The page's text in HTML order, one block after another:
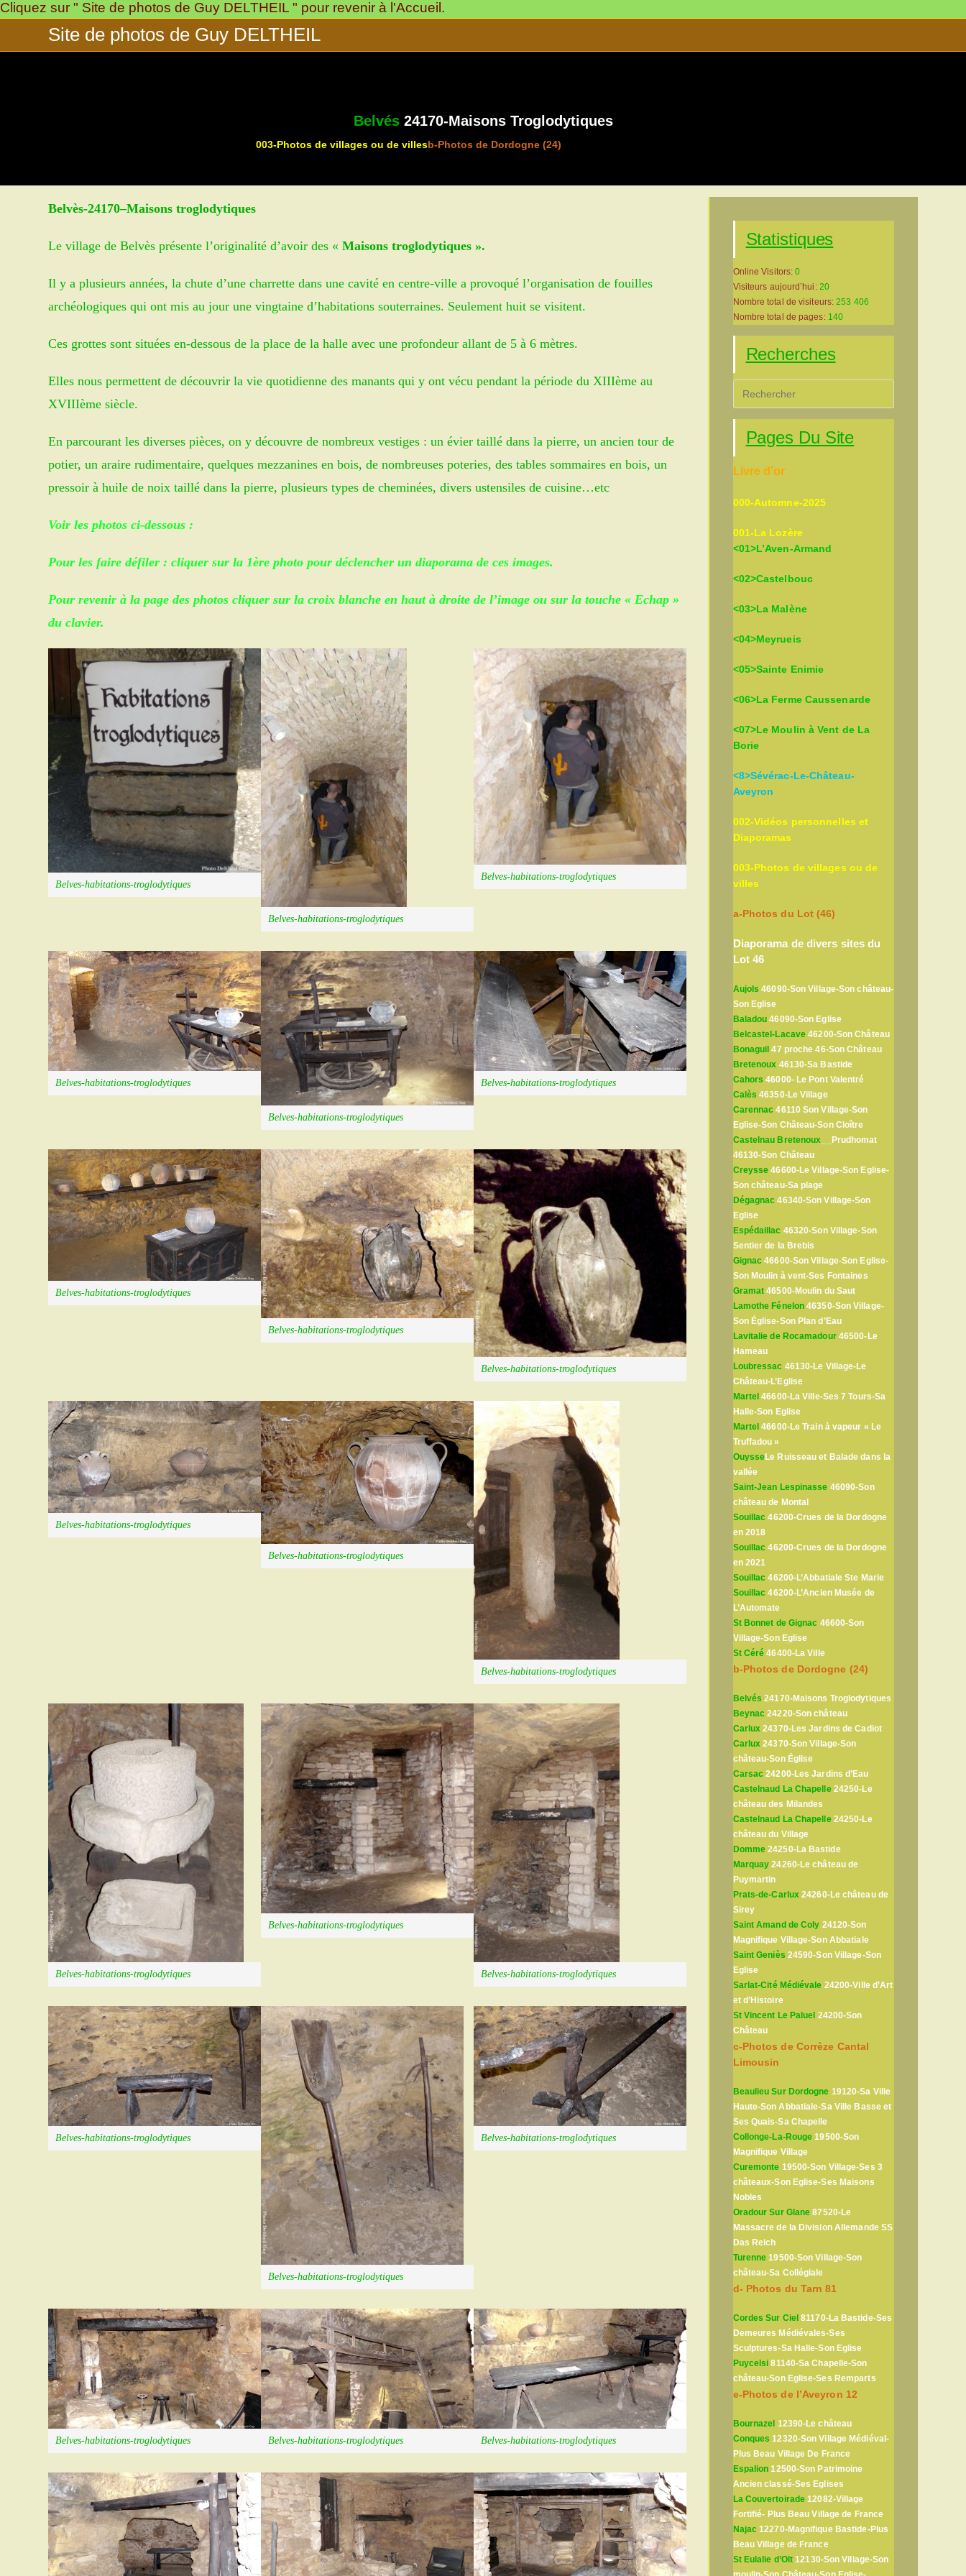
Skip
Cliquez sur " Site de photos de Guy DELTHEIL " pour revenir à l'Accueil.
Site de photos de Guy DELTHEIL
Belvés24170-Maisons Troglodytiques
003-Photos de villages ou de villesb-Photos de Dordogne (24)
Belvès-24170–Maisons troglodytiques
Le village de Belvès présente l’originalité d’avoir des «Maisons troglodytiques ».
Il y a plusieurs années, la chute d’une charrette dans une cavité en centre-ville a provoqué l’organisation de fouilles
archéologiques qui ont mis au jour une vingtaine d’habitations souterraines. Seulement huit se visitent.
Ces grottes sont situées en-dessous de la place de la halle avec une profondeur allant de 5 à 6 mètres.
Elles nous permettent de découvrir la vie quotidienne des manants qui y ont vécu pendant la période du XIIIème au
XVIIIème siècle.
En parcourant les diverses pièces, on y découvre de nombreux vestiges : un évier taillé dans la pierre, un ancien tour de
potier, un araire rudimentaire, quelques mezzanines en bois, de nombreuses poteries, des tables sommaires en bois, un
pressoir à huile de noix taillé dans la pierre, plusieurs types de cheminées, divers ustensiles de cuisine…etc
Voir les photos ci-dessous :
Pour les faire défiler : cliquer sur la 1ère photo pour déclencher un diaporama de ces images.
Pour revenir à la page des photos cliquer sur la croix blanche en haut à droite de l’image ou sur la touche « Echap »
du clavier.
Belves-habitations-troglodytiques
Belves-habitations-troglodytiques
Belves-habitations-troglodytiques
Belves-habitations-troglodytiques
Belves-habitations-troglodytiques
Belves-habitations-troglodytiques
Belves-habitations-troglodytiques
Belves-habitations-troglodytiques
Belves-habitations-troglodytiques
Belves-habitations-troglodytiques
Belves-habitations-troglodytiques
Belves-habitations-troglodytiques
Belves-habitations-troglodytiques
Belves-habitations-troglodytiques
Belves-habitations-troglodytiques
Belves-habitations-troglodytiques
Belves-habitations-troglodytiques
Belves-habitations-troglodytiques
Belves-habitations-troglodytiques Belves-habitations-troglodytiques Belves-habitations-troglodytiques
Statistiques
Online Visitors:0
Visiteurs aujourd’hui: 20
Nombre total de visiteurs:253 406
Nombre total de pages: 140
Recherches
Escape
Pages Du Site
Livre d’or
000-Automne-2025
001-La Lozère
<01>L’Aven-Armand
<02>Castelbouc
<03>La Malène
<04>Meyrueis
<05>Sainte Enimie
<06>La Ferme Caussenarde
<07>Le Moulin à Vent de La
Borie
<8>Sévérac-Le-Château-
Aveyron
002-Vidéos personnelles et
Diaporamas
003-Photos de villages ou de
villes
a-Photos du Lot (46)
Diaporama de divers sites du
Lot 46
Aujols 46090-Son Village-Son château-
Son Eglise
Baladou 46090-Son Eglise
Belcastel-Lacave 46200-Son Château
Bonaguil 47 proche 46-Son Château
Bretenoux 46130-Sa Bastide
Cahors 46000- Le Pont Valentré
Calès 46350-Le Village
Carennac 46110 Son Village-Son
Eglise-Son Château-Son Cloître
Castelnau Bretenoux __Prudhomat
46130-Son Château
Creysse 46600-Le Village-Son Eglise-
Son château-Sa plage
Dégagnac 46340-Son Village-Son
Eglise
Espédaillac 46320-Son Village-Son
Sentier de la Brebis
Gignac 46600-Son Village-Son Eglise-
Son Moulin à vent-Ses Fontaines
Gramat 46500-Moulin du Saut
Lamothe Fénelon 46350-Son Village-
Son Église-Son Plan d’Eau
Lavitalie de Rocamadour46500-Le
Hameau
Loubressac 46130-Le Village-Le
Château-L’Eglise
Martel 46600-La Ville-Ses 7 Tours-Sa
Halle-Son Eglise
Martel 46600-Le Train à vapeur « Le
Truffadou »
OuysseLe Ruisseau et Balade dans la
vallée
Saint-Jean Lespinasse 46090-Son
château de Montal
Souillac 46200-Crues de la Dordogne
en 2018
Souillac 46200-Crues de la Dordogne
en 2021
Souillac 46200-L’Abbatiale Ste Marie
Souillac 46200-L’Ancien Musée de
L’Automate
St Bonnet de Gignac 46600-Son
Village-Son Eglise
St Céré 46400-La Ville
b-Photos de Dordogne (24)
Belvés 24170-Maisons Troglodytiques
Beynac 24220-Son château
Carlux 24370-Les Jardins de Cadiot
Carlux 24370-Son Village-Son
château-Son Église
Carsac 24200-Les Jardins d’Eau
Castelnaud La Chapelle24250-Le
château des Milandes
Castelnaud La Chapelle24250-Le
château du Village
Domme 24250-La Bastide
Marquay 24260-Le château de
Puymartin
Prats-de-Carlux 24260-Le château de
Sirey
Saint Amand de Coly 24120-Son
Magnifique Village-Son Abbatiale
Saint Geniès 24590-Son Village-Son
Eglise
Sarlat-Cité Médiévale 24200-Ville d’Art
et d’Histoire
St Vincent Le Paluel 24200-Son
Château
c-Photos de Corrèze Cantal
Limousin
Beaulieu Sur Dordogne 19120-Sa Ville
Haute-Son Abbatiale-Sa Ville Basse et
Ses Quais-Sa Chapelle
Collonge-La-Rouge 19500-Son
Magnifique Village
Curemonte 19500-Son Village-Ses 3
châteaux-Son Eglise-Ses Maisons
Nobles
Oradour Sur Glane 87520-Le
Massacre de la Division Allemande SS
Das Reich
Turenne 19500-Son Village-Son
château-Sa Collégiale
d- Photos du Tarn 81
Cordes Sur Ciel 81170-La Bastide-Ses
Demeures Médiévales-Ses
Sculptures-Sa Halle-Son Eglise
Puycelsi 81140-Sa Chapelle-Son
château-Son Eglise-Ses Remparts
e-Photos de l’Aveyron 12
Bournazel 12390-Le château
Conques 12320-Son Village Médiéval-
Plus Beau Village De France
Espalion 12500-Son Patrimoine
Ancien classé-Ses Eglises
La Couvertoirade 12082-Village
Fortifié- Plus Beau Village de France
Najac 12270-Magnifique Bastide-Plus
Beau Village de France
St Eulalie d’Olt 12130-Son Village-Son